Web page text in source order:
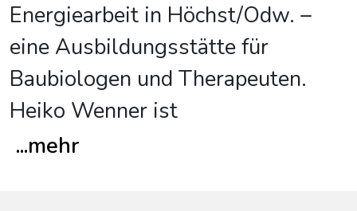
Energiearbeit in Höchst/Odw. –
eine Ausbildungsstätte für
Baubiologen und Therapeuten.
Heiko Wenner ist
...mehr